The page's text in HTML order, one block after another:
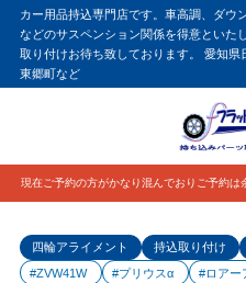
カー用品持込専門店です。車高調、ダウ
などのサスペンション関係を得意といた
取り付けお待ち致しております。 愛知県
東郷町など
現在ご予約の方がかなり混んでおりご予約は
四輪アライメント 持込取り付け
#ZVW41W
#プリウスα #ロアー